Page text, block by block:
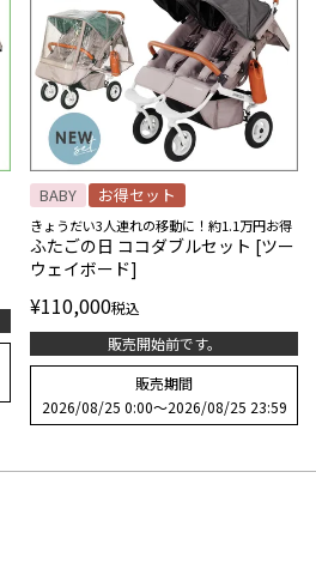
BABY お得セット
きょうだい3人連れの移動に！約1.1万円お得
ふたごの日 ココダブルセット [ツー
ウェイボード]
¥110,000税込
販売開始前です。
販売期間
2026/08/25 0:00〜2026/08/25 23:59